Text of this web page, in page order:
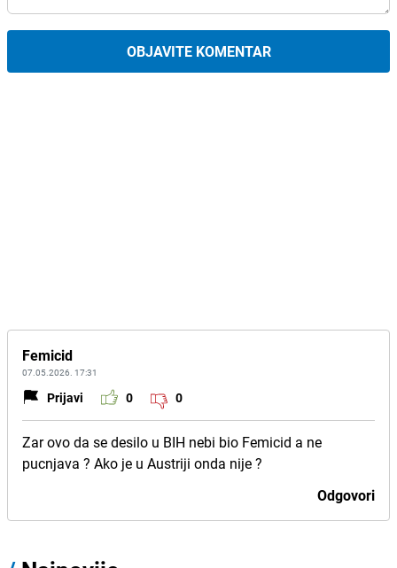
OBJAVITE KOMENTAR
Femicid
07.05.2026. 17:31
Prijavi 0 0
Zar ovo da se desilo u BIH nebi bio Femicid a ne
pucnjava ? Ako je u Austriji onda nije ?
Odgovori